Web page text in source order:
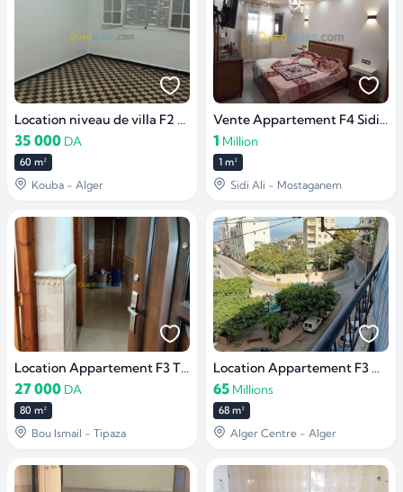
Location niveau de villa F2 Alger Kouba
35 000 DA
60 m²
Kouba - Alger
Vente Appartement F4 Sidi ali
1 Million
1 m²
Sidi Ali - Mostaganem
Location Appartement F3 Tipaza Bou ismail
27 000 DA
80 m²
Bou Ismail - Tipaza
Location Appartement F3 Alger centre
65 Millions
68 m²
Alger Centre - Alger